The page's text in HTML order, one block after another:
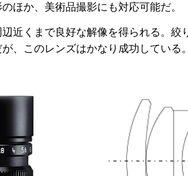
ほか、美術品撮影にも対応可能だ。
近くまで良好な解像を得られる。
、このレンズはかなり成功している。